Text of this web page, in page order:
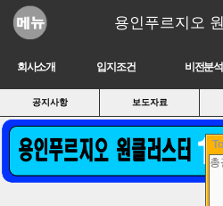
용인푸르지오
회사소개 입지조건 비전분석
공지사항 보도자료